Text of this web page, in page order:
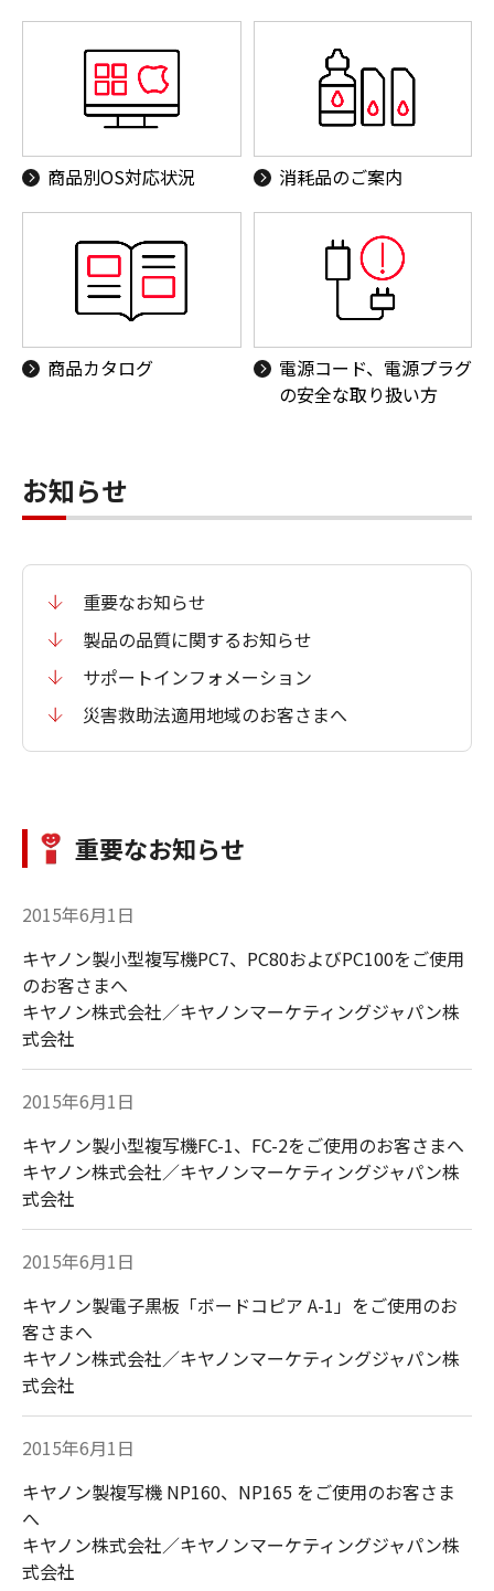
商品別OS対応状況 消耗品のご案内
商品カタログ
電源コード、電源プラグ
の安全な取り扱い方
お知らせ
重要なお知らせ
製品の品質に関するお知らせ
サポートインフォメーション
災害救助法適用地域のお客さまへ
重要なお知らせ
2015年6月1日
キヤノン製小型複写機PC7、PC80およびPC100をご使用
のお客さまへ
キヤノン株式会社／キヤノンマーケティングジャパン株
式会社
2015年6月1日
キヤノン製小型複写機FC-1、FC-2をご使用のお客さまへ
キヤノン株式会社／キヤノンマーケティングジャパン株
式会社
2015年6月1日
キヤノン製電子黒板「ボードコピア A-1」をご使用のお
客さまへ
キヤノン株式会社／キヤノンマーケティングジャパン株
式会社
2015年6月1日
キヤノン製複写機 NP160、NP165 をご使用のお客さま
へ
キヤノン株式会社／キヤノンマーケティングジャパン株
式会社